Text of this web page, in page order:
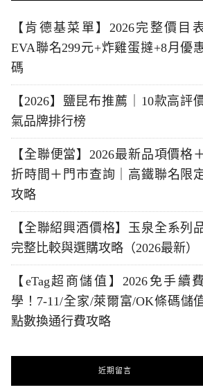
【肯德基菜單】2026完整價目表
EVA聯名299元+炸雞蛋撻+8月優
碼
【2026】鹽昆布推薦｜10款高評
氣品牌排行榜
【全聯便當】2026最新品項價格
折時間＋門市查詢｜高鐵聯名限
攻略
【全聯紹興酒價格】玉泉全系列
完整比較與選購攻略（2026最新）
【eTag超商儲值】2026免手續
學！7-11/全家/萊爾富/OK條碼儲
點數換通行費攻略
近期留言